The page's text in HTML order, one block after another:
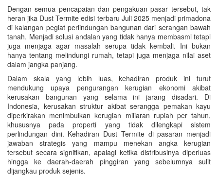
Dengan semua pencapaian dan pengakuan pasar tersebut, tak
heran jika Dust Termite edisi terbaru Juli 2025 menjadi primadona
di kalangan pegiat perlindungan bangunan dari serangan bawah
tanah. Menjadi solusi andalan yang tidak hanya membasmi tetapi
juga menjaga agar masalah serupa tidak kembali. Ini bukan
hanya tentang melindungi rumah, tetapi juga menjaga nilai aset
dalam jangka panjang.
Dalam skala yang lebih luas, kehadiran produk ini turut
mendukung upaya pengurangan kerugian ekonomi akibat
kerusakan bangunan yang selama ini jarang disadari. Di
Indonesia, kerusakan struktur akibat serangga pemakan kayu
diperkirakan menimbulkan kerugian miliaran rupiah per tahun,
khususnya pada properti yang tidak dilengkapi sistem
perlindungan dini. Kehadiran Dust Termite di pasaran menjadi
jawaban strategis yang mampu menekan angka kerugian
tersebut secara signifikan, apalagi ketika distribusinya diperluas
hingga ke daerah-daerah pinggiran yang sebelumnya sulit
dijangkau produk sejenis.